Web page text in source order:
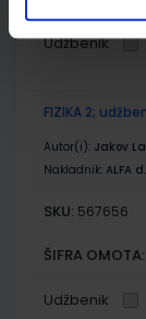
Udžbenik
FIZIKA 2;
Autor(i): Jakov
Nakladnik: ALFA
SKU: 567656
ŠIFRA OMOTA:
Udžbenik